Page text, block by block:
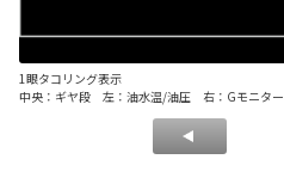
1眼タコリング表示
中央：ギヤ段 左：油水温/油圧 右：Gモニター